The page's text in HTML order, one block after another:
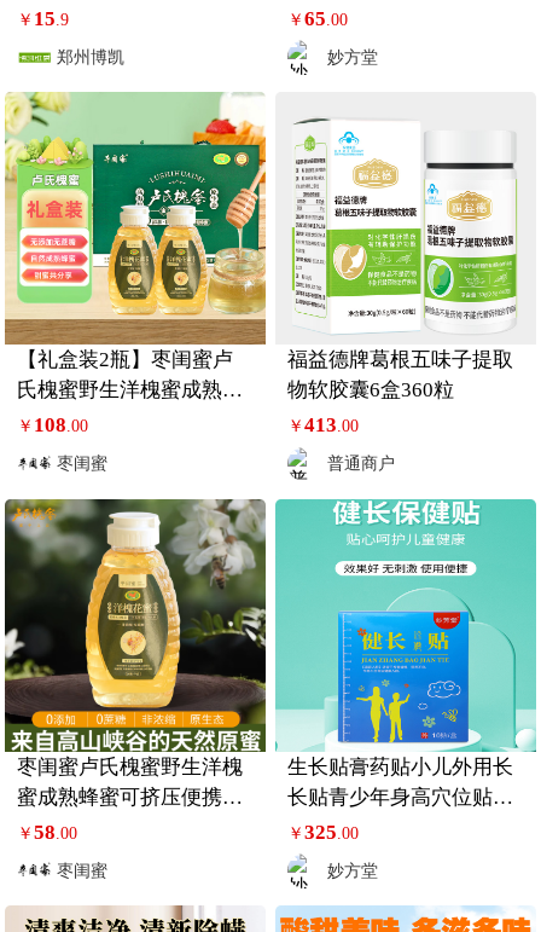
蜜桃、香橙）
￥ 15 .9
郑州博凯
贴助力贴健长贴
￥65 .00
妙方堂
【礼盒装2瓶】枣闺蜜卢
氏槐蜜野生洋槐蜜成熟蜂
蜜可挤压便携装
￥ 108.00
枣闺蜜
福益德牌葛根五味子提取
物软胶囊6盒360粒
￥413.00
普通商户
枣闺蜜卢氏槐蜜野生洋槐
蜜成熟蜂蜜可挤压便携装
随手礼
￥58 .00
枣闺蜜
生长贴膏药贴小儿外用长
长贴青少年身高穴位贴5
盒装
￥325 .00
妙方堂